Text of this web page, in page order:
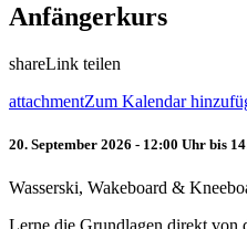
Anfängerkurs
shareLink teilen
attachmentZum Kalendar
20. September 2026 - 12:00 Uhr bis
Wasserski, Wakeboard &